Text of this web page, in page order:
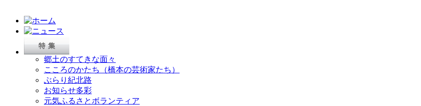
郷土のすてきな面々
こころのかたち（橋本の芸術家たち）
ぶらり紀北路
お知らせ多彩
元気ふるさとボランティア